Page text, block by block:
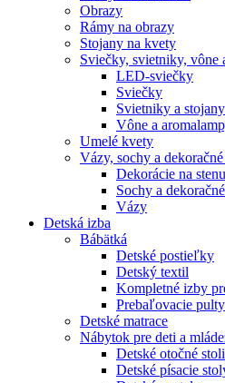
Obrazy
Rámy na obrazy
Stojany na kvety
Sviečky, svietniky, vône
LED-sviečky
Sviečky
Svietniky a
Vône a
Umelé kvety
Vázy, sochy a
Dekorácie na stenu
Sochy a
Vázy
Detská izba
Bábätká
Detské postieľky
Detský textil
Kompletné izby
Prebaľovacie pulty
Detské matrace
Nábytok pre deti a
Detské otočné
Detské písacie